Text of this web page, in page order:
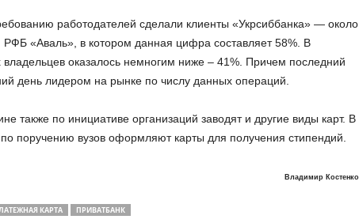
работодателей сделали клиенты «Укрсиббанка» — около
РФБ «Аваль», в котором данная цифра составляет 58%. В
владельцев оказалось немногим ниже – 41%. Причем последний
день лидером на рынке по числу данных операций.
также по инициативе организаций заводят и другие виды карт. В
поручению вузов оформляют карты для получения стипендий.
Владимир Костенко
КАРТА ПРИВАТБАНК